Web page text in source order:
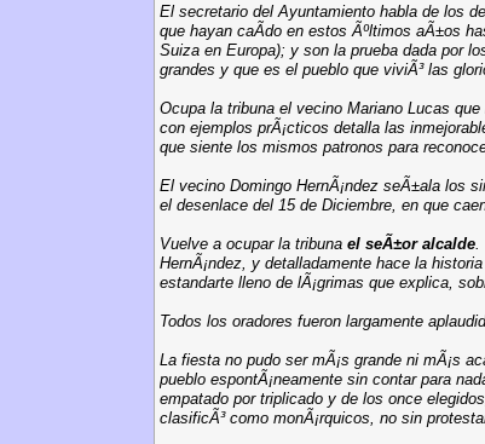
El secretario del Ayuntamiento habla de los
que hayan caÃ­do en estos Ãºltimos aÃ±os
Suiza en Europa); y son la prueba dada por
grandes y que es el pueblo que viviÃ³ las
Ocupa la tribuna el vecino Mariano Lucas
con ejemplos prÃ¡cticos detalla las
que siente los mismos patronos para
El vecino Domingo HernÃ¡ndez seÃ±ala los
el desenlace del 15 de Diciembre, en que
Vuelve a ocupar la tribuna el seÃ±or alcalde.
HernÃ¡ndez, y detalladamente hace la
estandarte lleno de lÃ¡grimas que explica,
Todos los oradores fueron largamente
La fiesta no pudo ser mÃ¡s grande ni mÃ¡s
pueblo espontÃ¡neamente sin contar para
empatado por triplicado y de los once
clasificÃ³ como monÃ¡rquicos, no sin